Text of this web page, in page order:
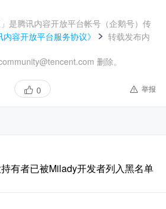
是腾讯内容开放平台帐号（企鹅号）传
内容开放平台服务协议》
转载发布内
删除。
0 举报
有者已被Milady开发者列入黑名单